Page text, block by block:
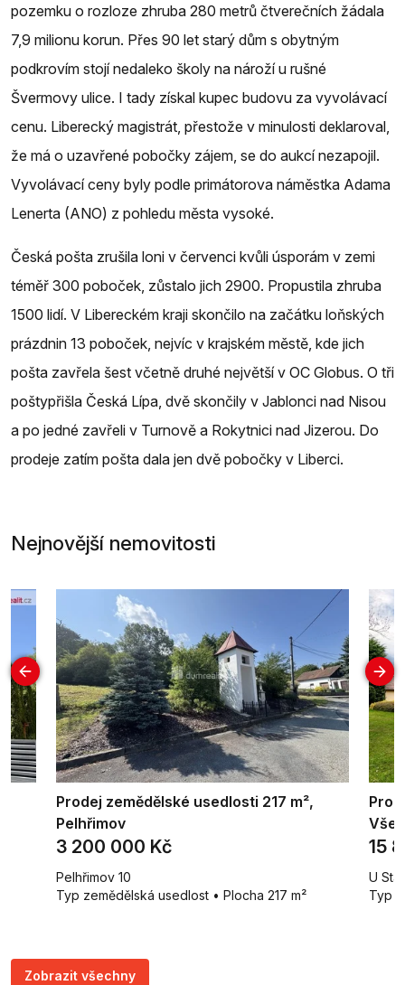
pozemku o rozloze zhruba 280 metrů čtverečních žádala
7,9 milionu korun. Přes 90 let starý dům s obytným
podkrovím stojí nedaleko školy na nároží u rušné
Švermovy ulice. I tady získal kupec budovu za vyvolávací
cenu. Liberecký magistrát, přestože v minulosti deklaroval,
že má o uzavřené pobočky zájem, se do aukcí nezapojil.
Vyvolávací ceny byly podle primátorova náměstka Adama
Lenerta (ANO) z pohledu města vysoké.
Česká pošta zrušila loni v červenci kvůli úsporám v zemi
téměř 300 poboček, zůstalo jich 2900. Propustila zhruba
1500 lidí. V Libereckém kraji skončilo na začátku loňských
prázdnin 13 poboček, nejvíc v krajském městě, kde jich
pošta zavřela šest včetně druhé největší v OC Globus. O tři
poštypřišla Česká Lípa, dvě skončily v Jablonci nad Nisou
a po jedné zavřeli v Turnově a Rokytnici nad Jizerou. Do
prodeje zatím pošta dala jen dvě pobočky v Liberci.
Nejnovější nemovitosti
Prodej zemědělské usedlosti 217 m²,
Pelhřimov
3 200 000 Kč
Pelhřimov 10
Typ zemědělská usedlost • Plocha 217 m²
15
U
Typ
Zobrazit všechny